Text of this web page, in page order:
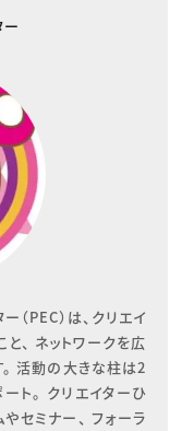
ー
（PEC）は、クリエイ
、 ネットワークを広
活動の大きな柱は2
ト。 クリエイターひ
セミナー、 フォーラ